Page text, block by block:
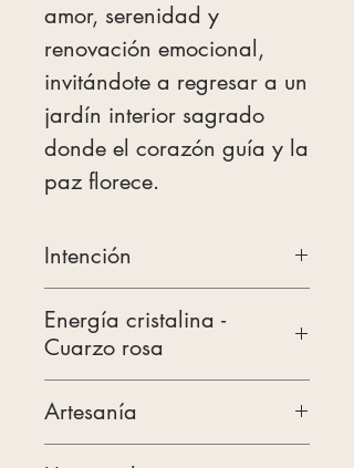
amor, serenidad y
renovación emocional,
invitándote a regresar a un
jardín interior sagrado
donde el corazón guía y la
paz florece.
Intención
Utilice este spray cuando
esté listo para reconectar
Permite que cada bruma
active la compasión, la
Energía cristalina -
Cuarzo rosa
El cuarzo transparente
amplifica la vibración del
Artesanía
Mezcla de fragancias de